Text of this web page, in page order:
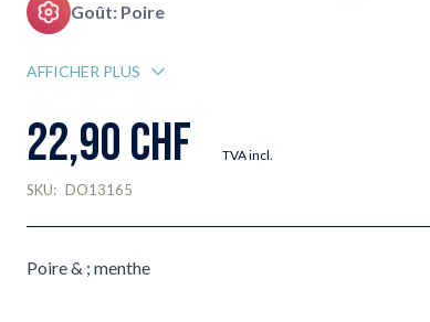
Goût: Poire
AFFICHER PLUS
22,90 CHF TVA incl.
SKU: DO13165
Poire & ; menthe